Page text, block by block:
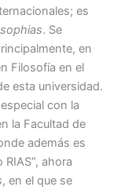
es
. Se
en
Filosofía en el
esta universidad.
con la
la Facultad de
además es
ahora
, en el que se